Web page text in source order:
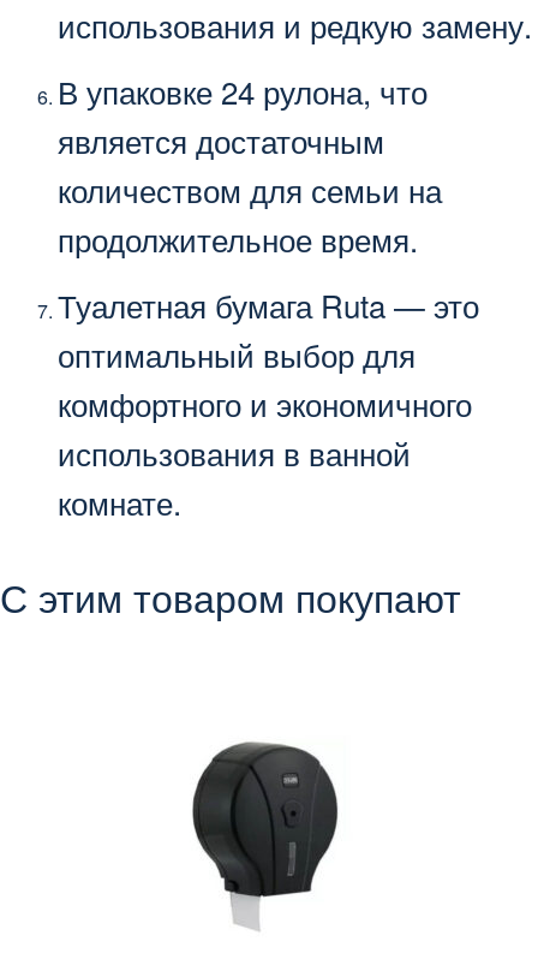
использования и редкую замену.
В упаковке 24 рулона, что
является достаточным
количеством для семьи на
продолжительное время.
Туалетная бумага Ruta — это
оптимальный выбор для
комфортного и экономичного
использования в ванной
комнате.
С этим товаром покупают